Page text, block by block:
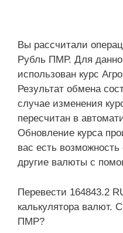
Вы рассчитали
Рубль ПМР. Для
использован курс
Результат обмена
случае изменения
пересчитан в
Обновление курса
вас есть
другие валюты с
Перевести 164843.2
калькулятора валют.
ПМР?